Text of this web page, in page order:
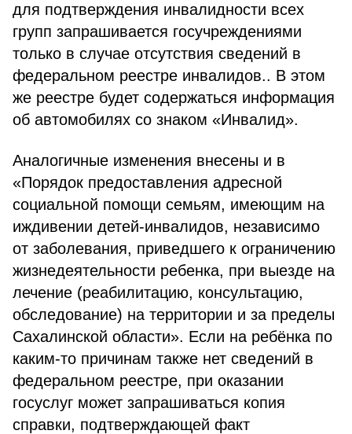
для подтверждения инвалидности всех
групп запрашивается госучреждениями
только в случае отсутствия сведений в
федеральном реестре инвалидов.. В этом
же реестре будет содержаться информация
об автомобилях со знаком «Инвалид».
Аналогичные изменения внесены и в
«Порядок предоставления адресной
социальной помощи семьям, имеющим на
иждивении детей-инвалидов, независимо
от заболевания, приведшего к ограничению
жизнедеятельности ребенка, при выезде на
лечение (реабилитацию, консультацию,
обследование) на территории и за пределы
Сахалинской области». Если на ребёнка по
каким-то причинам также нет сведений в
федеральном реестре, при оказании
госуслуг может запрашиваться копия
справки, подтверждающей факт